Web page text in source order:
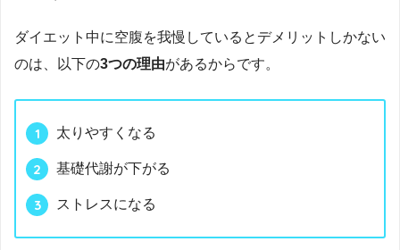
ダイエット中に空腹を我慢しているとデメリットしかない
のは、以下の3つの理由があるからです。
太りやすくなる
基礎代謝が下がる
ストレスになる